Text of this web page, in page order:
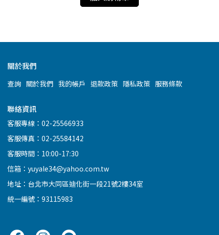
關於我們
查詢 關於我們 我的帳戶 退款政策 隱私政策 服務條款
聯絡資訊
客服專線：02-25566933
客服傳真：02-25584142
客服時間：10:00-17:30
信箱：yuyale34@yahoo.com.tw
地址：台北市大同區迪化街一段21號2樓34室
統一編號：93115983